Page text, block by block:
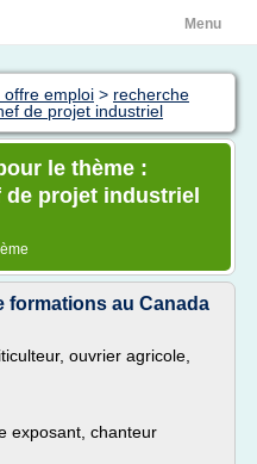
Menu
offre emploi > recherche
de projet industriel
le thème :
projet industriel
formations au Canada
ouvrier agricole,
exposant, chanteur